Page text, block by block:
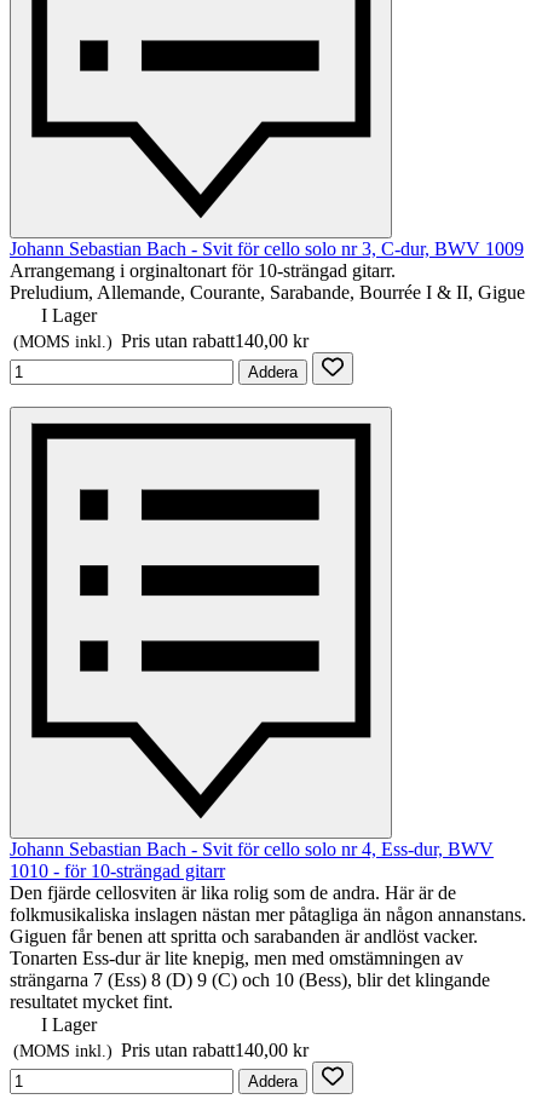
Johann Sebastian Bach - Svit för cello solo nr 3, C-dur, BWV 1009
Arrangemang i orginaltonart för 10-strängad gitarr.
Preludium, Allemande, Courante, Sarabande, Bourrée I & II, Gigue
I Lager
(MOMS inkl.) Pris utan rabatt140,00 kr
Addera
Johann Sebastian Bach - Svit för cello solo nr 4, Ess-dur, BWV
1010 - för 10-strängad gitarr
Den fjärde cellosviten är lika rolig som de andra. Här är de
folkmusikaliska inslagen nästan mer påtagliga än någon annanstans.
Giguen får benen att spritta och sarabanden är andlöst vacker.
Tonarten Ess-dur är lite knepig, men med omstämningen av
strängarna 7 (Ess) 8 (D) 9 (C) och 10 (Bess), blir det klingande
resultatet mycket fint.
I Lager
(MOMS inkl.) Pris utan rabatt140,00 kr
Addera